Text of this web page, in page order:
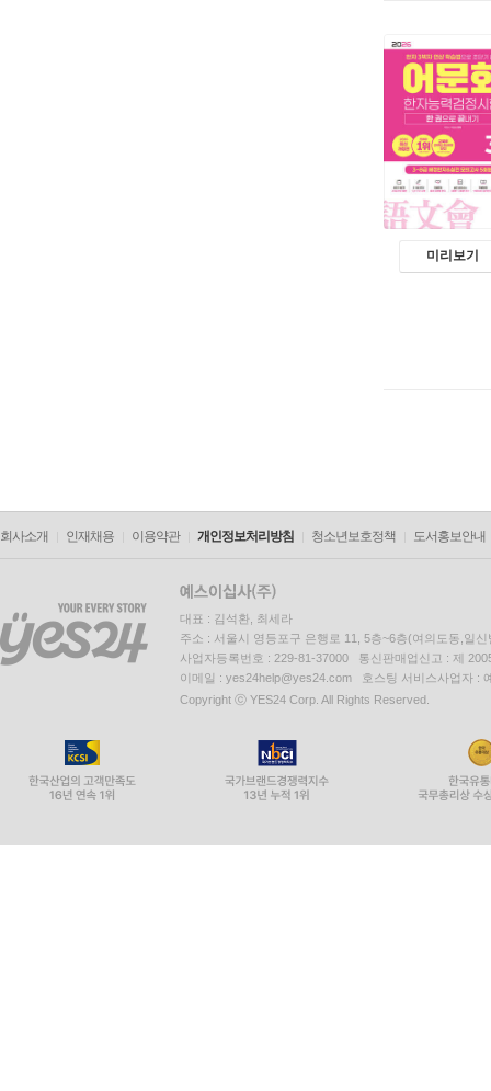
미리보기
회사소개 인재채용 이용약관 개인정보처리방침 청소년보호정책 도서홍보안내
대표 : 김석환, 최세라
주소 : 서울시 영등포구 은행로 11, 5층~6층(여의도동,일신
사업자등록번호 : 229-81-37000 통신판매업신고 : 제
이메일 : yes24help@yes24.com 호스팅 서비스사업자 :
Copyright ⓒ YES24 Corp. All Rights Reserved.